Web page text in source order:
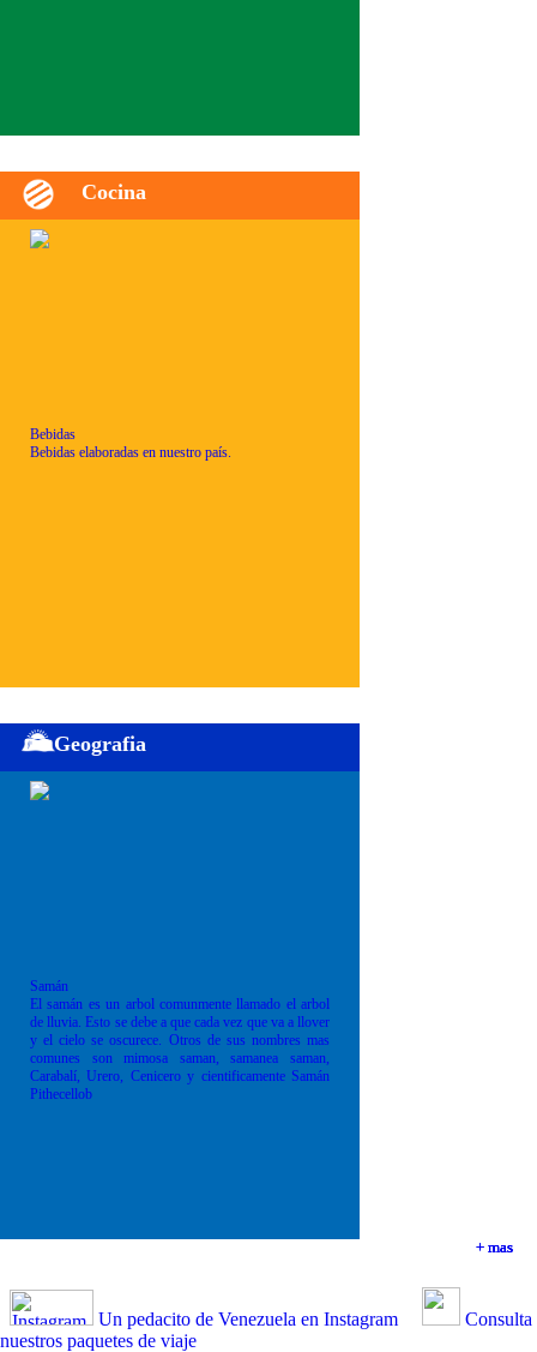
+ mas
+ mas
Cocina
Bebidas
Bebidas elaboradas en nuestro país.
+ mas
Geografia
Samán
El samán es un arbol comunmente llamado el arbol
de lluvia. Esto se debe a que cada vez que va a llover
y el cielo se oscurece. Otros de sus nombres mas
comunes son mimosa saman, samanea saman,
Carabalí, Urero, Cenicero y cientificamente Samán
Pithecellob
+ mas
Un pedacito de Venezuela en Instagram
Consulta
nuestros paquetes de viaje